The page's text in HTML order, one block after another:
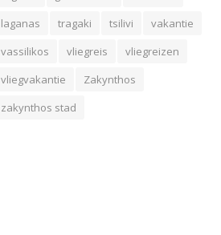
laganas
tragaki tsilivi
vakantie
vassilikos
vliegreis
vliegreizen
vliegvakantie
Zakynthos
zakynthos stad